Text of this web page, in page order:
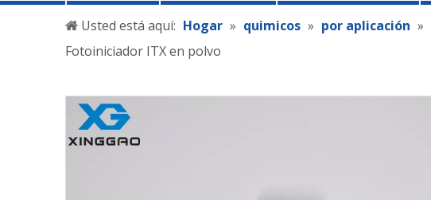
Usted está aquí: Hogar » quimicos » por aplicación »
Fotoiniciador ITX en polvo